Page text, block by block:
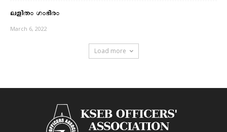
ലളിതം ഗംഭീരം
March 6, 2022
Load more